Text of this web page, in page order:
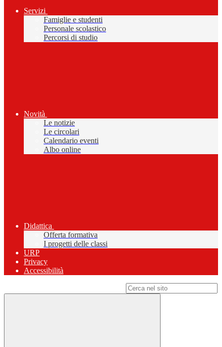
Servizi
Famiglie e studenti
Personale scolastico
Percorsi di studio
Novità
Le notizie
Le circolari
Calendario eventi
Albo online
Didattica
Offerta formativa
I progetti delle classi
URP
Privacy
Accessibilità